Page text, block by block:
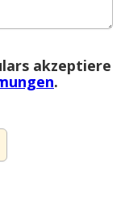
akzeptiere
.